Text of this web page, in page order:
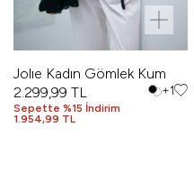
Jolıe Kadın Gömlek Kum
2.299,99 TL
Sepette %15 İndirim
1.954,99 TL
+1